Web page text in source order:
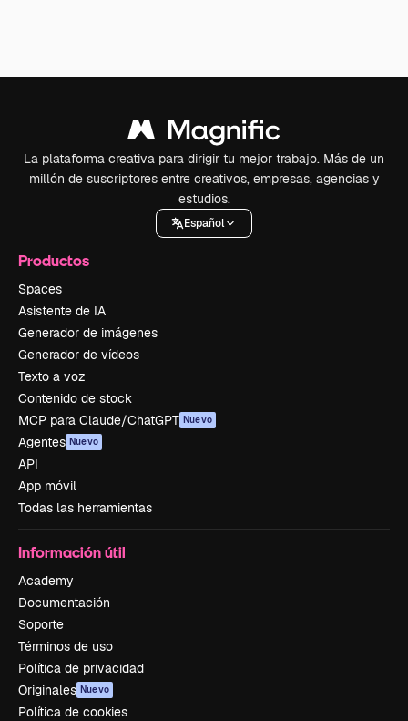
La plataforma creativa para dirigir tu mejor trabajo. Más de un
millón de suscriptores entre creativos, empresas, agencias y
estudios.
Español
Productos
Spaces
Asistente de IA
Generador de imágenes
Generador de vídeos
Texto a voz
Contenido de stock
MCP para Claude/ChatGPT Nuevo
Agentes Nuevo
API
App móvil
Todas las herramientas
Información útil
Academy
Documentación
Soporte
Términos de uso
Política de privacidad
Originales Nuevo
Política de cookies